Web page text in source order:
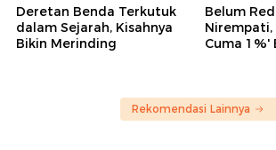
Deretan Benda Terkutuk
dalam Sejarah, Kisahnya
Bikin Merinding
Belum
Nirempati,
Cuma 1%'
Rekomendasi Lainnya